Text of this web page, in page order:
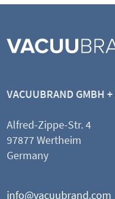
VACUUBRAND GMBH +
Alfred-Zippe-Str. 4
97877 Wertheim
Germany
info@vacuubrand.com